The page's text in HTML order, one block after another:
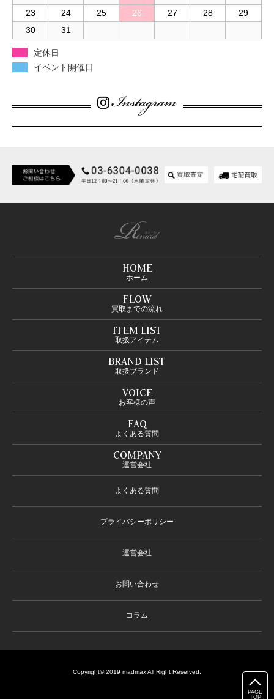
23
24 25 26 27 28
29
30
31
定休日
イベント開催日
HOME
ホーム
FLOW
買取までの流れ
ITEM LIST
取扱アイテム
BRAND LIST
取扱ブランド
VOICE
お客様の声
FAQ
よくある質問
COMPANY
運営会社
よくある質問
プライバシーポリシー
運営会社
お問い合わせ
コラム
Copyright© 2019 madmax All Right Reserved.
PAGE
TOP